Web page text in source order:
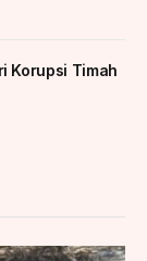
Korupsi Timah